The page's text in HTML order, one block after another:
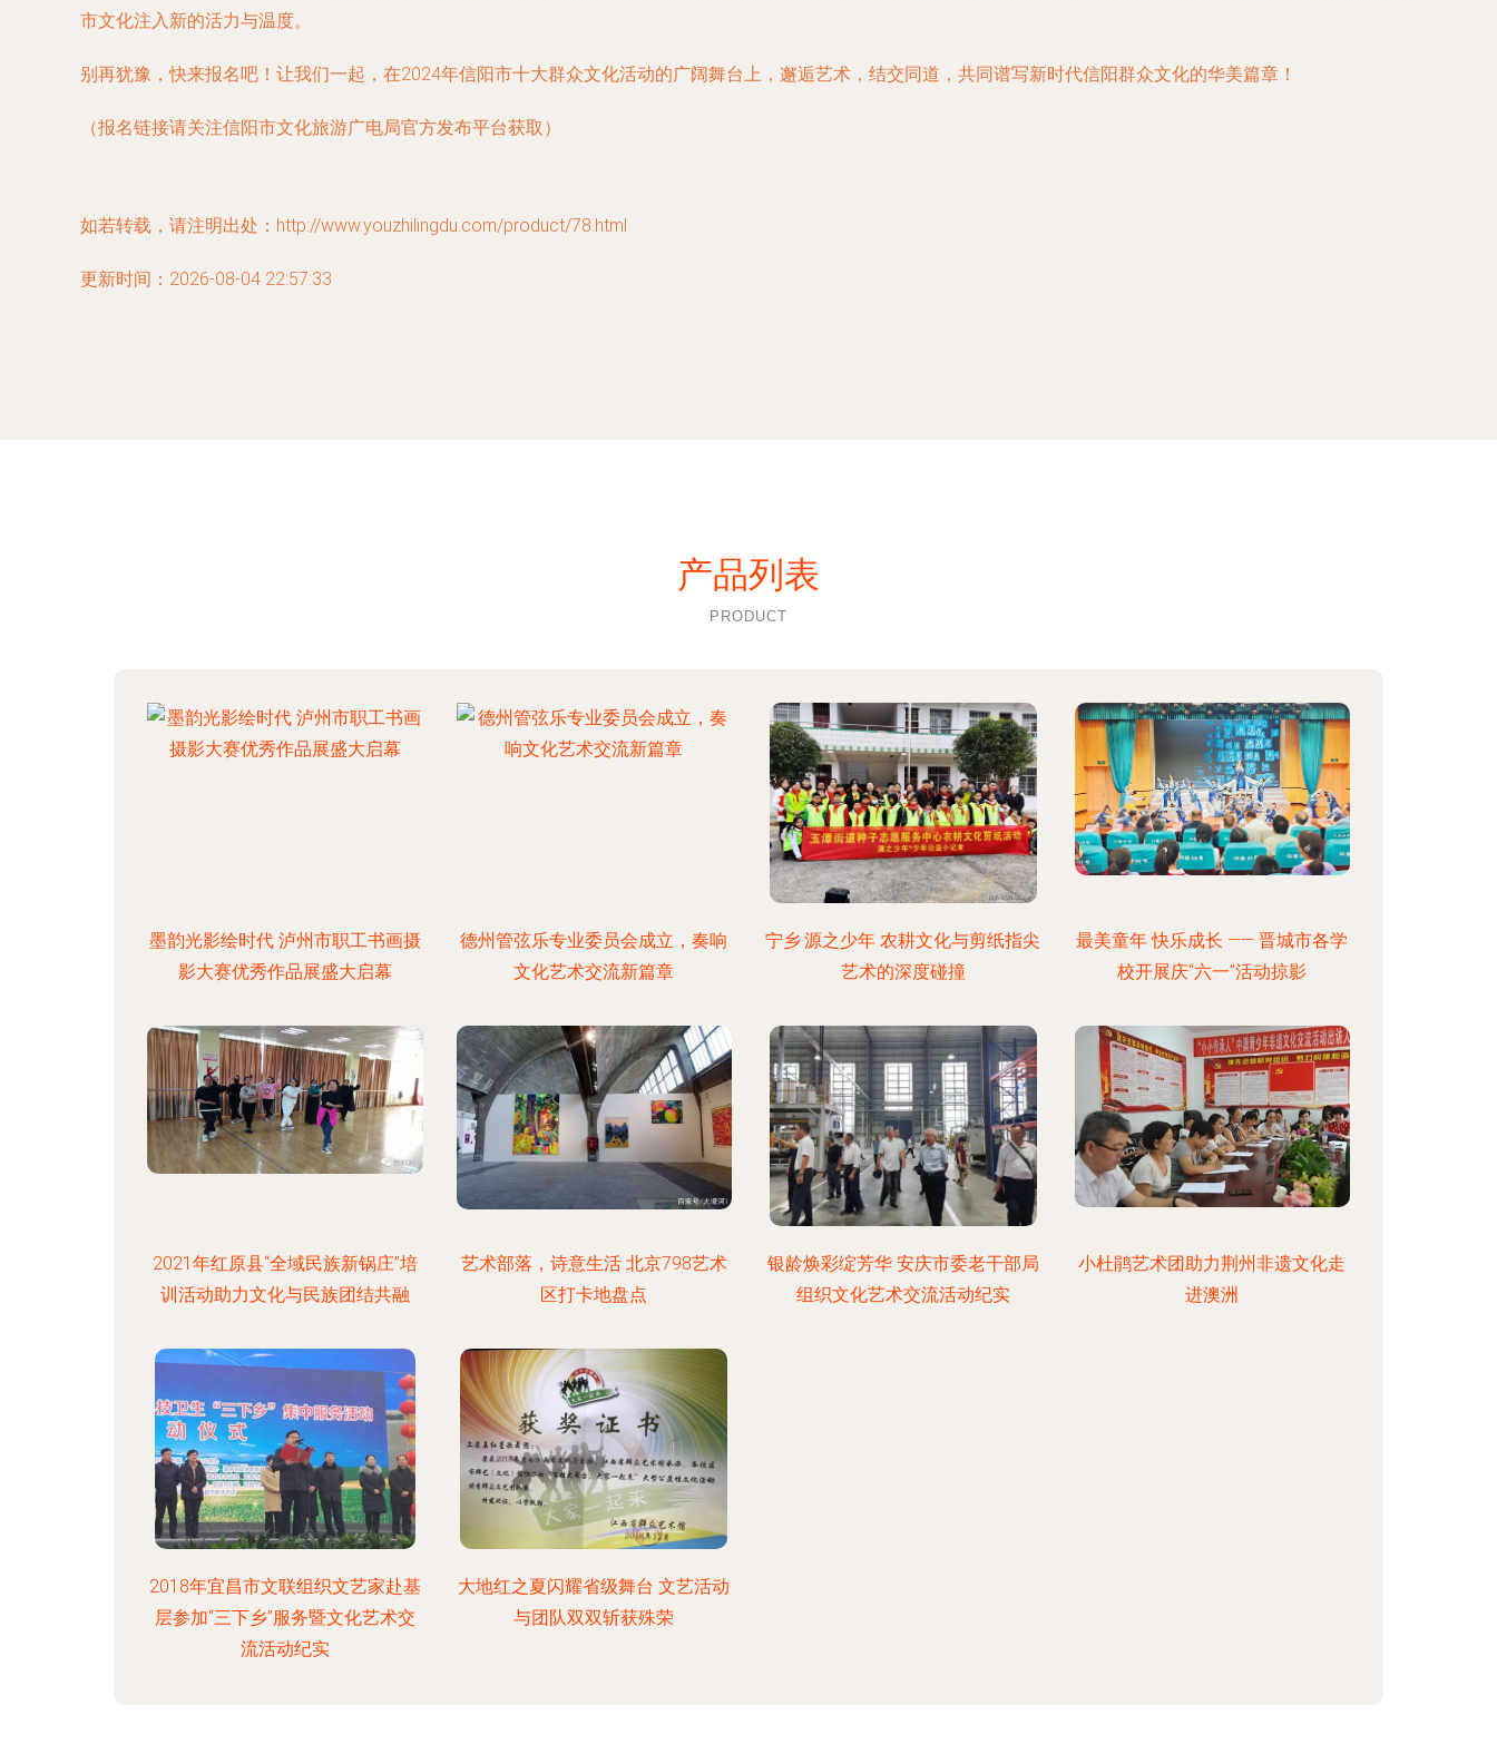
市文化注入新的活力与温度。
别再犹豫，快来报名吧！让我们一起，在2024年信阳市十大群众文化活动的广阔舞台上，邂逅艺术，结交同道，共同谱写新时代信阳群众文化的华美篇章！
（报名链接请关注信阳市文化旅游广电局官方发布平台获取）
如若转载，请注明出处：http://www.youzhilingdu.com/product/78.html
更新时间：2026-08-04 22:57:33
产品列表
PRODUCT
墨韵光影绘时代 泸州市职工书画摄
影大赛优秀作品展盛大启幕
德州管弦乐专业委员会成立，奏响
文化艺术交流新篇章
宁乡·源之少年 农耕文化与剪纸指尖
艺术的深度碰撞
最美童年 快乐成长 —— 晋城市各学
校开展庆“六一”活动掠影
2021年红原县“全域民族新锅庄”培
训活动助力文化与民族团结共融
艺术部落，诗意生活 北京798艺术
区打卡地盘点
银龄焕彩绽芳华 安庆市委老干部局
组织文化艺术交流活动纪实
小杜鹃艺术团助力荆州非遗文化走
进澳洲
2018年宜昌市文联组织文艺家赴基
层参加“三下乡”服务暨文化艺术交
流活动纪实
大地红之夏闪耀省级舞台 文艺活动
与团队双双斩获殊荣